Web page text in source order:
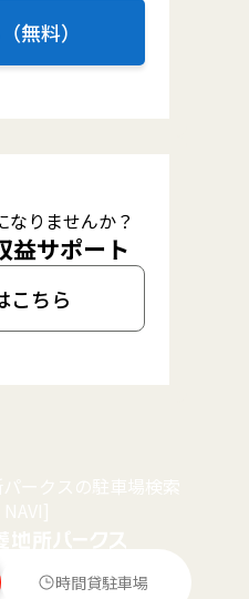
無料）
なりませんか？
益サポート
こちら
時間貸駐車場